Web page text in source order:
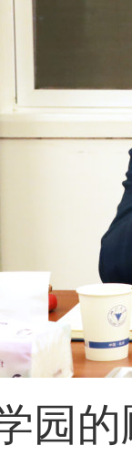
园